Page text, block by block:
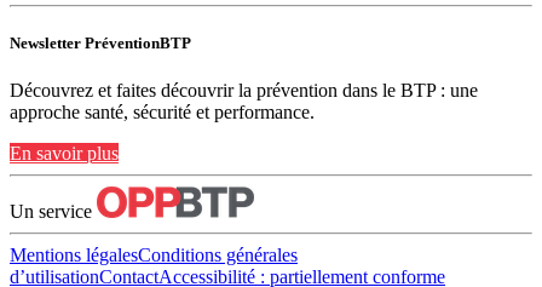
Newsletter PréventionBTP
Découvrez et faites découvrir la prévention dans le BTP : une
approche santé, sécurité et performance.
En savoir plus
Un service
Mentions légalesConditions générales
d’utilisationContactAccessibilité : partiellement conforme